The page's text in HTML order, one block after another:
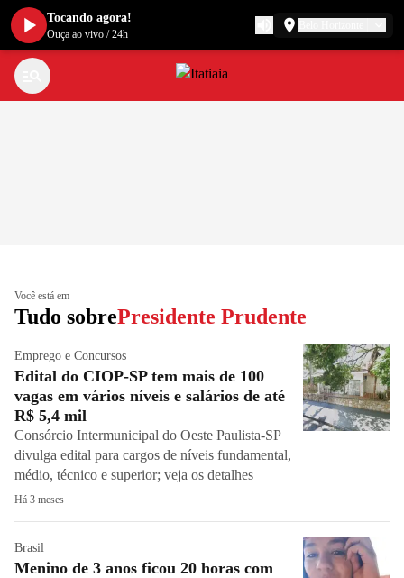
Você está em
Tudo sobrePresidente Prudente
Emprego e Concursos
Edital do CIOP-SP tem mais de 100
vagas em vários níveis e salários de até
R$ 5,4 mil
Consórcio Intermunicipal do Oeste Paulista-SP
divulga edital para cargos de níveis fundamental,
médio, técnico e superior; veja os detalhes
Há 3 meses
Brasil
Menino de 3 anos ficou 20 horas com
Tocando agora!
Ouça ao vivo /24h